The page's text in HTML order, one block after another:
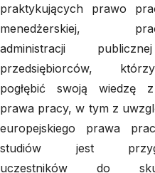
praktykujących prawo
menedżerskiej,
administracji
przedsiębiorców,
pogłębić swoją wiedzę
prawa pracy, w tym z
europejskiego prawa
studiów jest
uczestników do